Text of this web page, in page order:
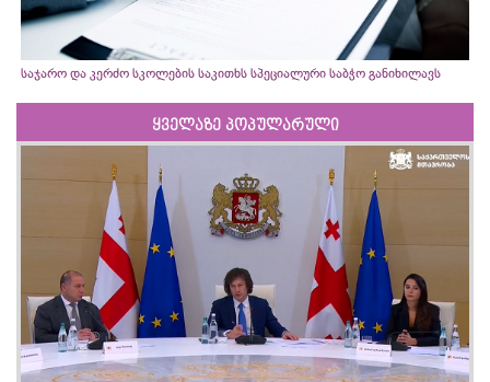
საჯარო და კერძო სკოლების საკითხს სპეციალური საბჭო განიხილავს
ყველაზე პოპულარული